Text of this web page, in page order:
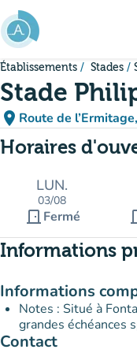
Aller au contenu principal
Établissements Stades
Stade
place Route de
Horaires
LUN.
03/08
door_front Fermé
Informations
Informations
Notes : Situé à
grandes échéances
Contact